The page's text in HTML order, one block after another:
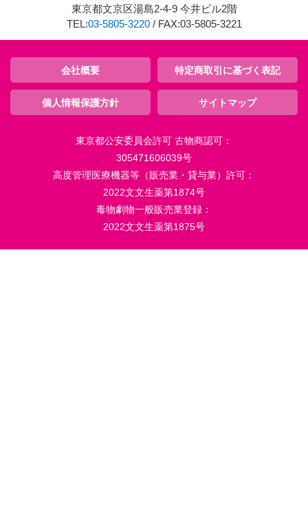
東京都文京区湯島2-4-9 今井ビル2階
TEL:03-5805-3220/ FAX:03-5805-3221
会社概要 特定商取引に基づく表記
個人情報保護方針 サイトマップ
東京都公安委員会許可 古物商認可：
305471606039号
高度管理医療機器等（販売業・貸与業）許可：
2022文文生薬第1874号
毒物劇物一般販売業登録：
2022文文生薬第1875号